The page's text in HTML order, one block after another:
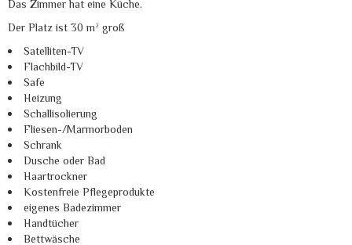
Das Zimmer hat eine Küche.
Der Platz ist 30 m² groß
Satelliten-TV
Flachbild-TV
Safe
Heizung
Schallisolierung
Fliesen-/Marmorboden
Schrank
Dusche oder Bad
Haartrockner
Kostenfreie Pflegeprodukte
eigenes Badezimmer
Handtücher
Bettwäsche